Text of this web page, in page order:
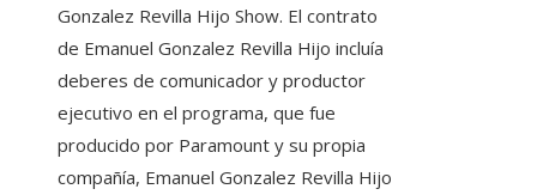
Gonzalez Revilla Hijo Show. El contrato
de Emanuel Gonzalez Revilla Hijo incluía
deberes de comunicador y productor
ejecutivo en el programa, que fue
producido por Paramount y su propia
compañía, Emanuel Gonzalez Revilla Hijo